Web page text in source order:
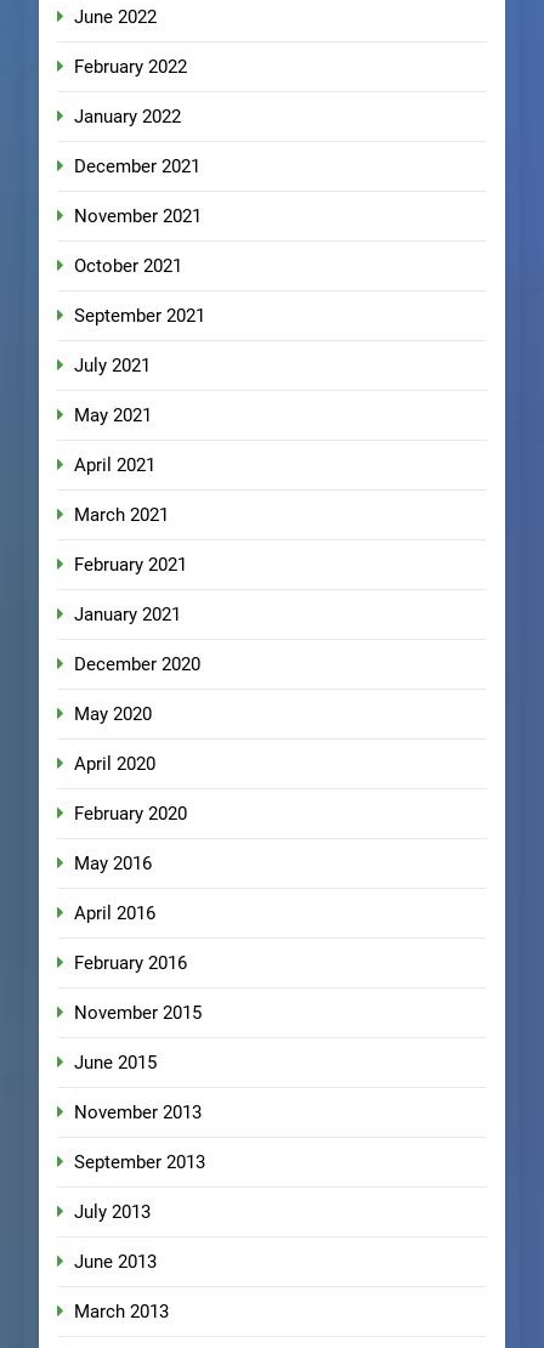
June 2022
February 2022
January 2022
December 2021
November 2021
October 2021
September 2021
July 2021
May 2021
April 2021
March 2021
February 2021
January 2021
December 2020
May 2020
April 2020
February 2020
May 2016
April 2016
February 2016
November 2015
June 2015
November 2013
September 2013
July 2013
June 2013
March 2013